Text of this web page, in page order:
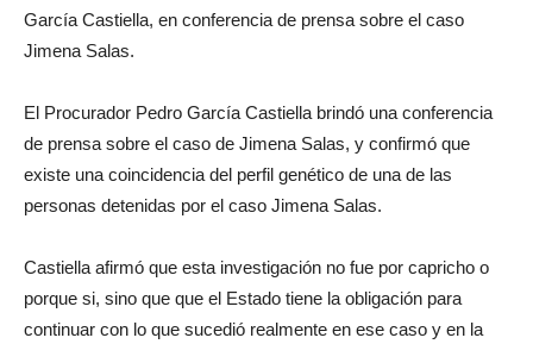
García Castiella, en conferencia de prensa sobre el caso
Jimena Salas.
El Procurador Pedro García Castiella brindó una conferencia
de prensa sobre el caso de Jimena Salas, y confirmó que
existe una coincidencia del perfil genético de una de las
personas detenidas por el caso Jimena Salas.
Castiella afirmó que esta investigación no fue por capricho o
porque si, sino que que el Estado tiene la obligación para
continuar con lo que sucedió realmente en ese caso y en la